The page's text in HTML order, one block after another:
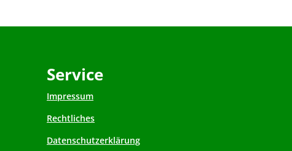
Service
Impressum
Rechtliches
Datenschutzerklärung